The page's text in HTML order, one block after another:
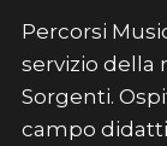
Percorsi
servizio della
Sorgenti.
campo